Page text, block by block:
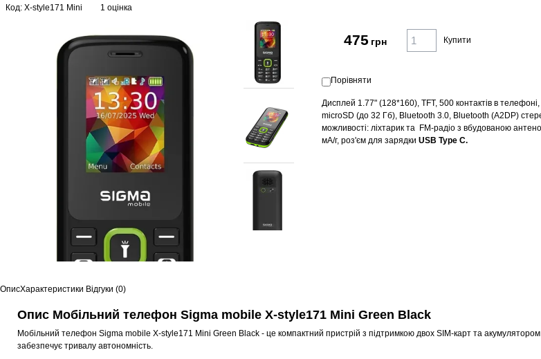
Код: X-style171 Mini 1 оцінка
475 грн Купити
Порівняти
Дисплей 1.77" (128*160), TFT, 500 контактів в
microSD (до 32 Гб), Bluetooth 3.0, Bluetooth (A2DP)
можливості: ліхтарик та FM-радіо з вбудованою
мА/г, роз'єм для зарядки USB Type C.
ОписХарактеристики Відгуки (0)
Опис Мобільний телефон Sigma mobile X-style171 Mini Green Black
Мобільний телефон Sigma mobile X-style171 Mini Green Black - це компактний пристрій з підтримкою двох SIM-карт та
забезпечує тривалу автономність.